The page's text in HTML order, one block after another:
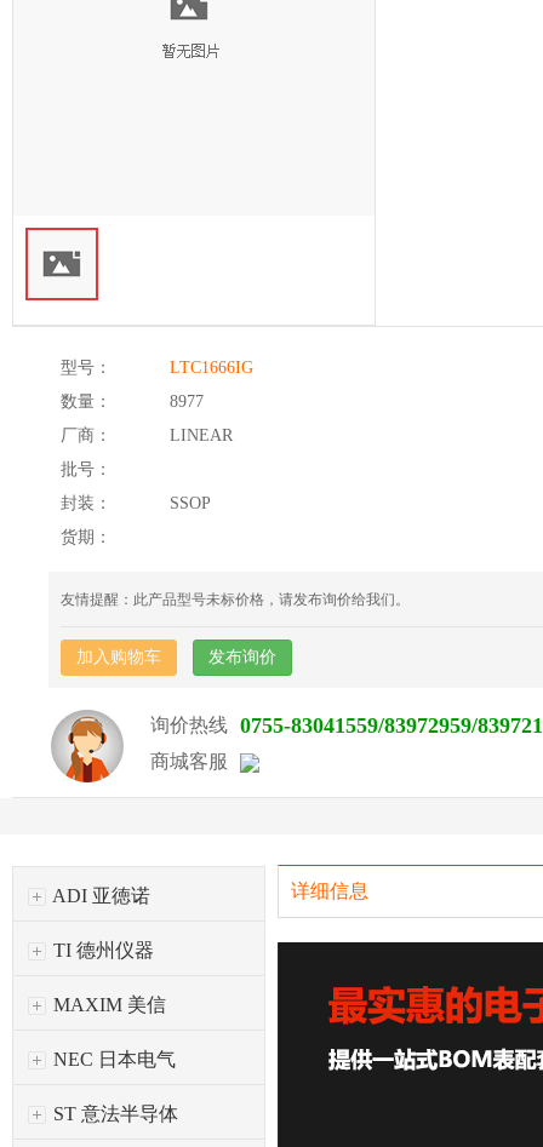
型号：
LTC1666IG
数量：
8977
厂商：
LINEAR
批号：
封装：
SSOP
货期：
友情提醒：此产品型号未标价格，请发布询价给我们。
加入购物车 发布询价
询价热线 0755-83041559/83972959/
商城客服
ADI 亚徳诺
TI 德州仪器
MAXIM 美信
NEC 日本电气
ST 意法半导体
详细信息